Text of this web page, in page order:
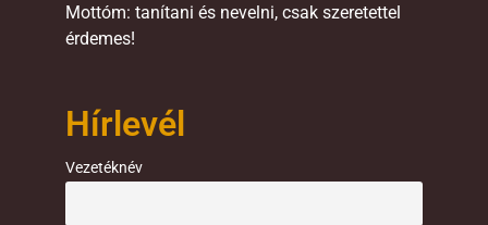
Mottóm: tanítani és nevelni, csak szeretettel
érdemes!
Hírlevél
Vezetéknév